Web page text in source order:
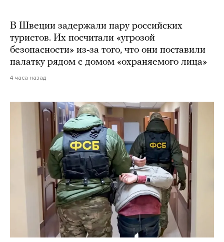
В Швеции задержали пару российских
туристов. Их посчитали «угрозой
безопасности» из-за того, что они поставили
палатку рядом с домом «охраняемого лица»
4 часа назад